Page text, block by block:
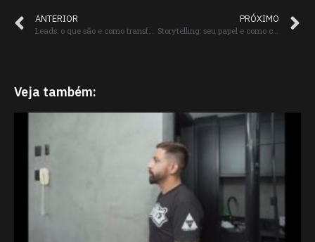
ANTERIOR PRÓXIMO
Storytelling: seu papel e como colocá-lo em prática
Veja também: